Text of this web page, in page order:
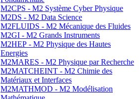
M2CPS - M2 Système Cyber Physique
M2DS - M2 Data Science
M2FLUIDS - M2 Mécanique des Fluides
M2GI - M2 Grands Instruments
M2HEP - M2 Physique des Hautes
Energies
M2MARES - M2 Physique par Recherche
M2MATCHEINT - M2 Chimie des
Matériaux et Interfaces
M2MATHMOD - M2 Modélisation